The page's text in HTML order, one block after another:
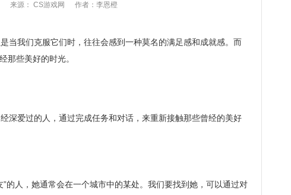
来源： CS游戏网 作者：李恩橙
当我们克服它们时，往往会感到一种莫名的满足感和成就感。而
那些美好的时光。
深爱过的人，通过完成任务和对话，来重新接触那些曾经的美好
人，她通常会在一个城市中的某处。我们要找到她，可以通过对